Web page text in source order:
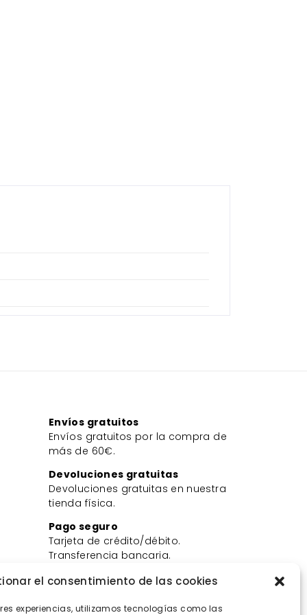
el consentimiento de las cookies
experiencias, utilizamos tecnologías como las
Envíos gratuitos
Envíos gratuitos por la compra de
más de 60€.
Devoluciones gratuitas
Devoluciones gratuitas en nuestra
tienda física.
Pago seguro
Tarjeta de crédito/débito.
Transferencia bancaria.